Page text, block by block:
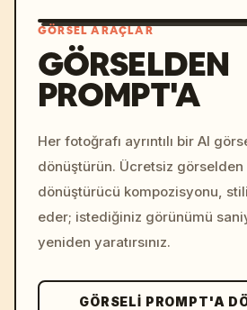
GÖRSEL ARAÇLAR
GÖRSELDEN
PROMPT'A
Her fotoğrafı ayrıntılı bir AI
dönüştürün. Ücretsiz
dönüştürücü kompozisyonu, stili
eder; istediğiniz görünümü
yeniden yaratırsınız.
GÖRSELI PROMPT'A